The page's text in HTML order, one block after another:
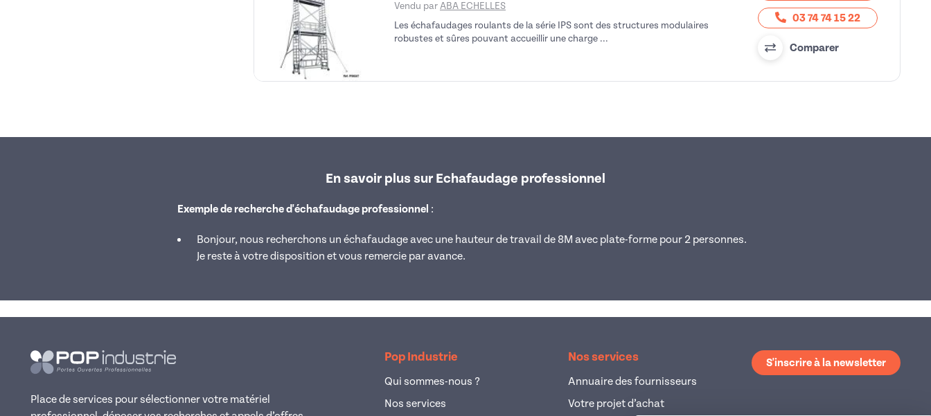
Vendu par ABA ECHELLES
Les échafaudages roulants de la série IPS sont des structures modulaires
robustes et sûres pouvant accueillir une charge ...
03 74 74 15 22
Comparer
En savoir plus sur Echafaudage professionnel
Exemple de recherche d'échafaudage professionnel :
Bonjour, nous recherchons un échafaudage avec une hauteur de travail de 8M avec plate-forme pour 2 personnes.
Je reste à votre disposition et vous remercie par avance.
Place de services pour sélectionner votre matériel
Pop Industrie
Qui sommes-nous ?
Nos services
Nos services
Annuaire des fournisseurs
Votre projet d’achat
S'inscrire à la newsletter